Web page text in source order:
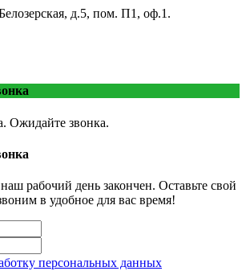
д.5, пом. П1, оф.1.
Ожидайте звонка.
рабочий день закончен. Оставьте свой
в удобное для вас время!
персональных данных